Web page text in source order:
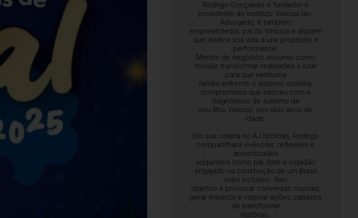
Rodrigo Gonçalves é fundador e
presidente do Instituto Vinícius Ian.
Advogado, é também
empreendedor, pai do Vinícius e alguém
que dedica sua vida a unir propósito e
performance.
Mentor de negócios, assumiu como
missão transformar realidades e lutar
para que nenhuma
família enfrente o autismo sozinha,
compromisso que nasceu com o
diagnóstico de autismo de
seu filho Vinícius, aos dois anos de
idade.
Em sua coluna no AJ Notícias, Rodrigo
compartilhará vivências, reflexões e
aprendizados
adquiridos como pai, líder e cidadão
engajado na construção de um Brasil
mais inclusivo. Seu
objetivo é provocar conversas cruciais,
gerar impacto e inspirar ações capazes
de transformar
histórias.